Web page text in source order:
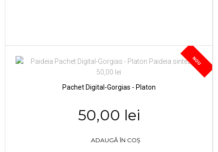
NOU
Pachet Digital-Gorgias - Platon
50,00 lei
ADAUGĂ ÎN COȘ